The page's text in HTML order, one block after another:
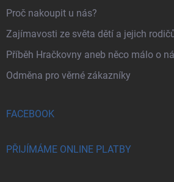
Proč nakoupit u nás?
Zajímavosti ze světa dětí a jejich
Příběh Hračkovny aneb něco málo o
Odměna pro věrné zákazníky
FACEBOOK
PŘIJÍMÁME ONLINE PLATBY